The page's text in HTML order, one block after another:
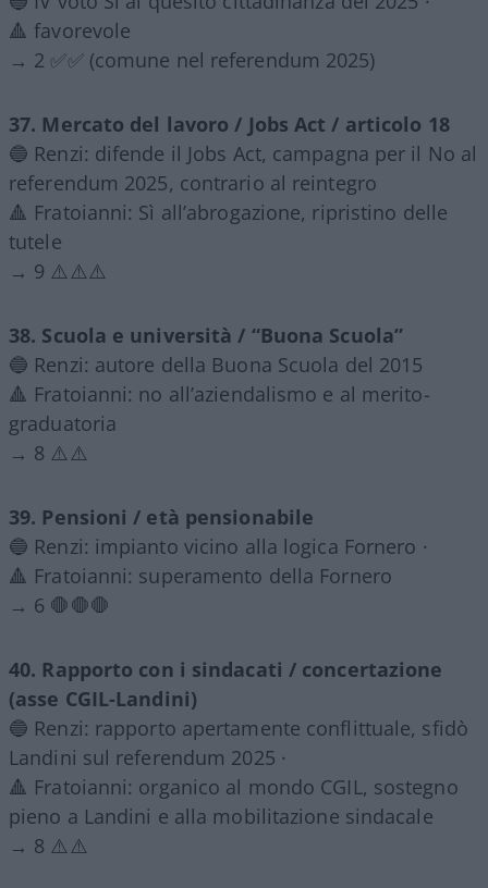
🔺 favorevole
→ 2 ✅✅ (comune nel referendum 2025)
37. Mercato del lavoro / Jobs Act / articolo 18
🔵 Renzi: difende il Jobs Act, campagna per il No al
referendum 2025, contrario al reintegro
🔺 Fratoianni: Sì all’abrogazione, ripristino delle
tutele
→ 9 ⚠️⚠️⚠️
38. Scuola e università / “Buona Scuola”
🔵 Renzi: autore della Buona Scuola del 2015
🔺 Fratoianni: no all’aziendalismo e al merito-
graduatoria
→ 8 ⚠️⚠️
39. Pensioni / età pensionabile
🔵 Renzi: impianto vicino alla logica Fornero ·
🔺 Fratoianni: superamento della Fornero
→ 6 🛑🛑🛑
40. Rapporto con i sindacati / concertazione
(asse CGIL-Landini)
🔵 Renzi: rapporto apertamente conflittuale, sfidò
Landini sul referendum 2025 ·
🔺 Fratoianni: organico al mondo CGIL, sostegno
pieno a Landini e alla mobilitazione sindacale
→ 8 ⚠️⚠️